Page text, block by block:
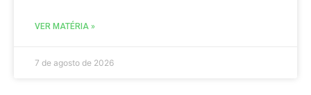
VER MATÉRIA »
7 de agosto de 2026